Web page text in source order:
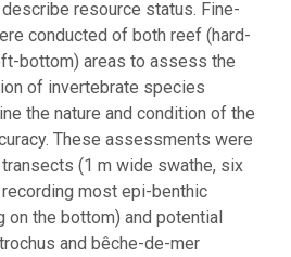
resource status. Fine-
conducted of both reef (hard-
bottom) areas to assess the
of invertebrate species
the nature and condition of the
These assessments were
(1 m wide swathe, six
most epi-benthic
on the bottom) and potential
and bêche-de-mer